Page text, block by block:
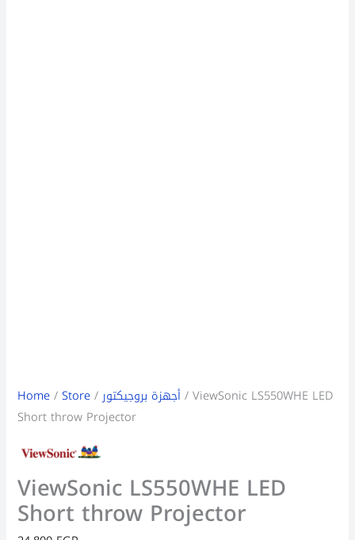
Home/Store/أجهزة بروجيكتور/ ViewSonic LS550WHE LED
Short throw Projector
ViewSonic LS550WHE LED
Short throw Projector